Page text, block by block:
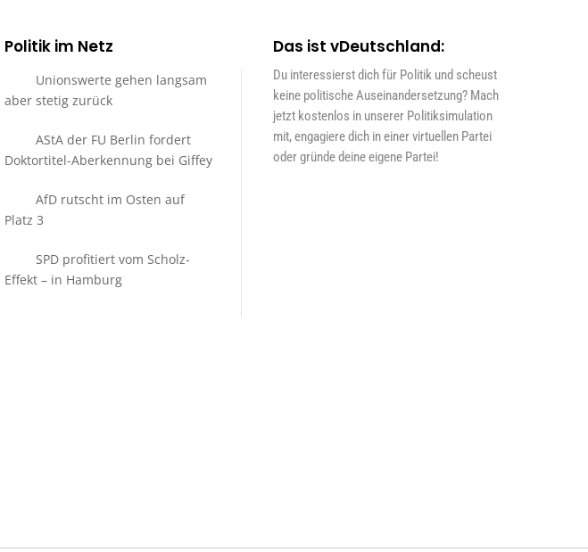
Politik im Netz
Unionswerte gehen langsam
aber stetig zurück
AStA der FU Berlin fordert
Doktortitel-Aberkennung bei Giffey
AfD rutscht im Osten auf
Platz 3
SPD profitiert vom Scholz-
Effekt – in Hamburg
Das ist vDeutschland:
Du interessierst dich für Politik und scheust
keine politische Auseinandersetzung? Mach
jetzt kostenlos in unserer Politiksimulation
mit, engagiere dich in einer virtuellen Partei
oder gründe deine eigene Partei!